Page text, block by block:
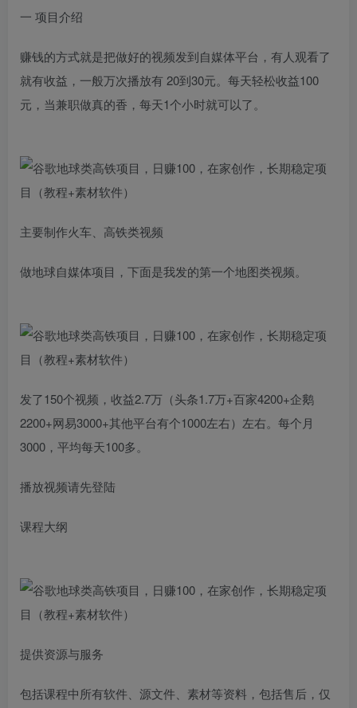
一 项目介绍
赚钱的方式就是把做好的视频发到自媒体平台，有人观看了
就有收益，一般万次播放有 20到30元。每天轻松收益100
元，当兼职做真的香，每天1个小时就可以了。
主要制作火车、高铁类视频
做地球自媒体项目，下面是我发的第一个地图类视频。
发了150个视频，收益2.7万（头条1.7万+百家4200+企鹅
2200+网易3000+其他平台有个1000左右）左右。每个月
3000，平均每天100多。
播放视频请先登陆
课程大纲
提供资源与服务
包括课程中所有软件、源文件、素材等资料，包括售后，仅